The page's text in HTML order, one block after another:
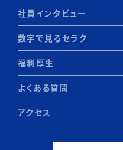
社員インタビュー
数字で見るセラク
福利厚生
よくある質問
アクセス